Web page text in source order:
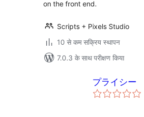
on the front end.
Scripts + Pixels Studio
10 से कम सक्रिय स्थापन
7.0.3 के साथ परीक्षण किया
プライシー